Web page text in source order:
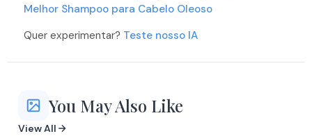
Melhor Shampoo para Cabelo Oleoso
Quer experimentar? Teste nosso IA
You May Also Like
View All